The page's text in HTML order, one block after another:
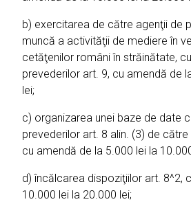
b) exercitarea de către agenţii de
muncă a activităţii de mediere în
cetăţenilor români în străinătate,
prevederilor art. 9, cu amendă de
lei;
c) organizarea unei baze de date
prevederilor art. 8 alin. (3) de
cu amendă de la 5.000 lei la
d) încălcarea dispoziţiilor art. 8^2,
10.000 lei la 20.000 lei;